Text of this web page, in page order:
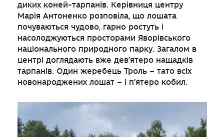
диких коней-тарпанів. Керівниця центру
Марія Антоненко розповіла, що лошата
почуваються чудово, гарно ростуть і
насолоджуються просторами Яворівського
національного природного парку. Загалом в
центрі доглядають вже дев’ятеро нащадків
тарпанів. Один жеребець Троль – тато всіх
новонароджених лошат – і п’ятеро кобил.